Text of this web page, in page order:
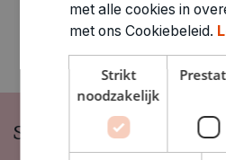
Schrijf je in op onze
met alle cookies in
met ons Cookiebeleid.
Strikt
noodzakelijk